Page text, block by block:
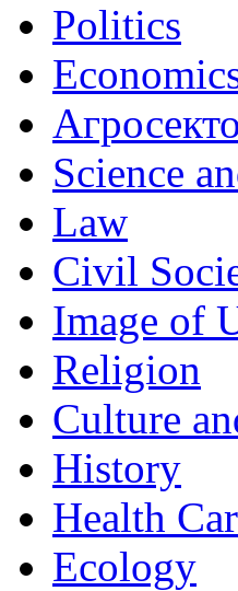
Politics
Science
Law
Civil
Image of
Religion
Culture
History
Health
Ecology